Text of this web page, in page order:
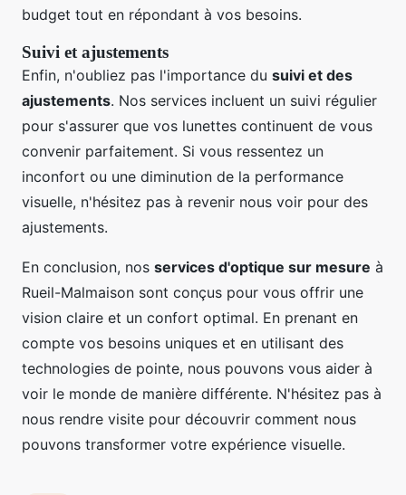
budget tout en répondant à vos besoins.
Suivi et ajustements
Enfin, n'oubliez pas l'importance du suivi et des
ajustements. Nos services incluent un suivi régulier
pour s'assurer que vos lunettes continuent de vous
convenir parfaitement. Si vous ressentez un
inconfort ou une diminution de la performance
visuelle, n'hésitez pas à revenir nous voir pour des
ajustements.
En conclusion, nos services d'optique sur mesure à
Rueil-Malmaison sont conçus pour vous offrir une
vision claire et un confort optimal. En prenant en
compte vos besoins uniques et en utilisant des
technologies de pointe, nous pouvons vous aider à
voir le monde de manière différente. N'hésitez pas à
nous rendre visite pour découvrir comment nous
pouvons transformer votre expérience visuelle.